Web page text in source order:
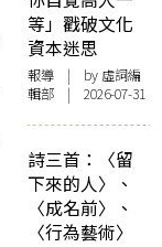
等」戳破文化
資本迷思
報導 | by 虛詞編
輯部 | 2026-07-31
詩三首：〈留
下來的人〉、
〈成名前〉、
〈行為藝術〉